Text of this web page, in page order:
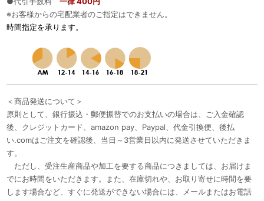
※お客様からの宅配業者のご指定はできません。
時間指定を承ります。
＜商品発送について＞
原則として、銀行振込・郵便振替でのお支払いの場合は、ご入金確認
後、クレジットカード、amazon pay、Paypal、代金引換便、後払
い.comはご注文を確認後、当日～3営業日以内に発送させていただきま
す。
ただし、受注生産商品や加工を要する商品につきましては、お届けま
でにお時間をいただきます。また、在庫切れや、お取り寄せに時間を要
します場合など、すぐに発送ができない場合には、メールまたはお電話